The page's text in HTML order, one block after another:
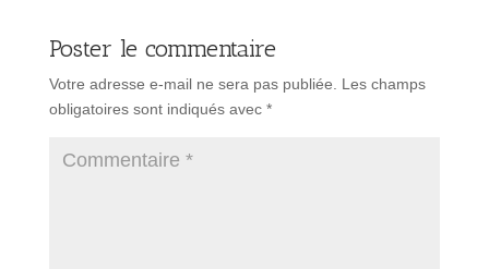
Poster le commentaire
Votre adresse e-mail ne sera pas publiée. Les champs
obligatoires sont indiqués avec *